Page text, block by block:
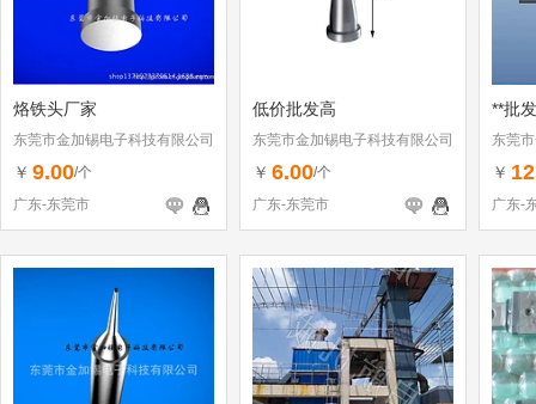
烙铁头厂家
东莞市金加锡电子科技有限公司
￥ 9.00/个
广东-东莞市
低价批发高
东莞市金加锡电子科技有限公司
￥ 6.00/个
广东-东莞市
**批
东莞
￥
广东-